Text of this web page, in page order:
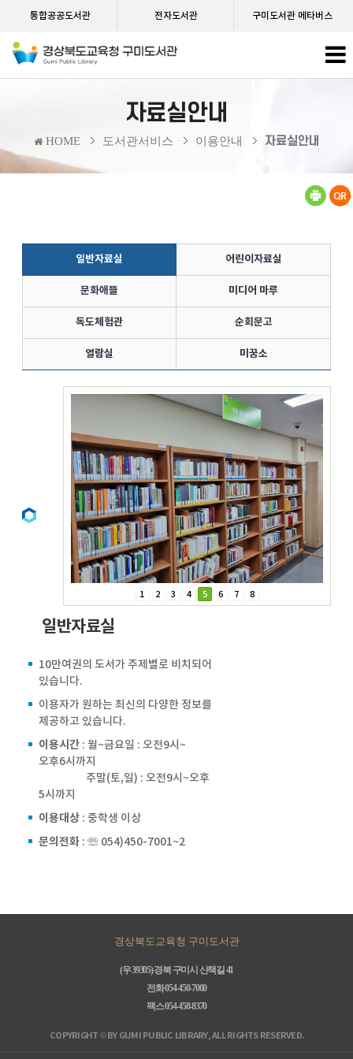
통합공공도서관 전자도서관 구미도서관 메타버스
자료실안내
HOME 도서관서비스 이용안내 자료실안내
일반자료실 어린이자료실
문화애뜰 미디어 마루
독도체험관 순회문고
열람실 미꿈소
1 2 3 4 5 6 7 8
일반자료실
10만여권의 도서가 주제별로 비치되어
있습니다.
이용자가 원하는 최신의 다양한 정보를
제공하고 있습니다.
이용시간 : 월~금요일 : 오전9시~
오후6시까지
주말(토,일) : 오전9시~오후
5시까지
이용대상 : 중학생 이상
문의전화 : ☏ 054)450-7001~2
경상북도교육청 구미도서관
(우 39305) 경북 구미시 산책길 41
전화 054-450-7000
팩스 054-458-8370
COPYRIGHT © BY GUMI PUBLIC LIBRARY, ALL RIGHTS RESERVED.